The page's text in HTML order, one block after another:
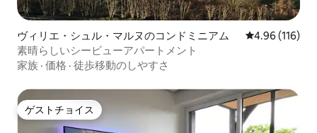
ヴィリエ・シュル・マルヌのコンドミニアム レビュー116
4.96 (116)
素晴らしいシービューアパートメント
家族 · 価格 · 徒歩移動のしやすさ
ゲストチョイス
ゲストチョイス